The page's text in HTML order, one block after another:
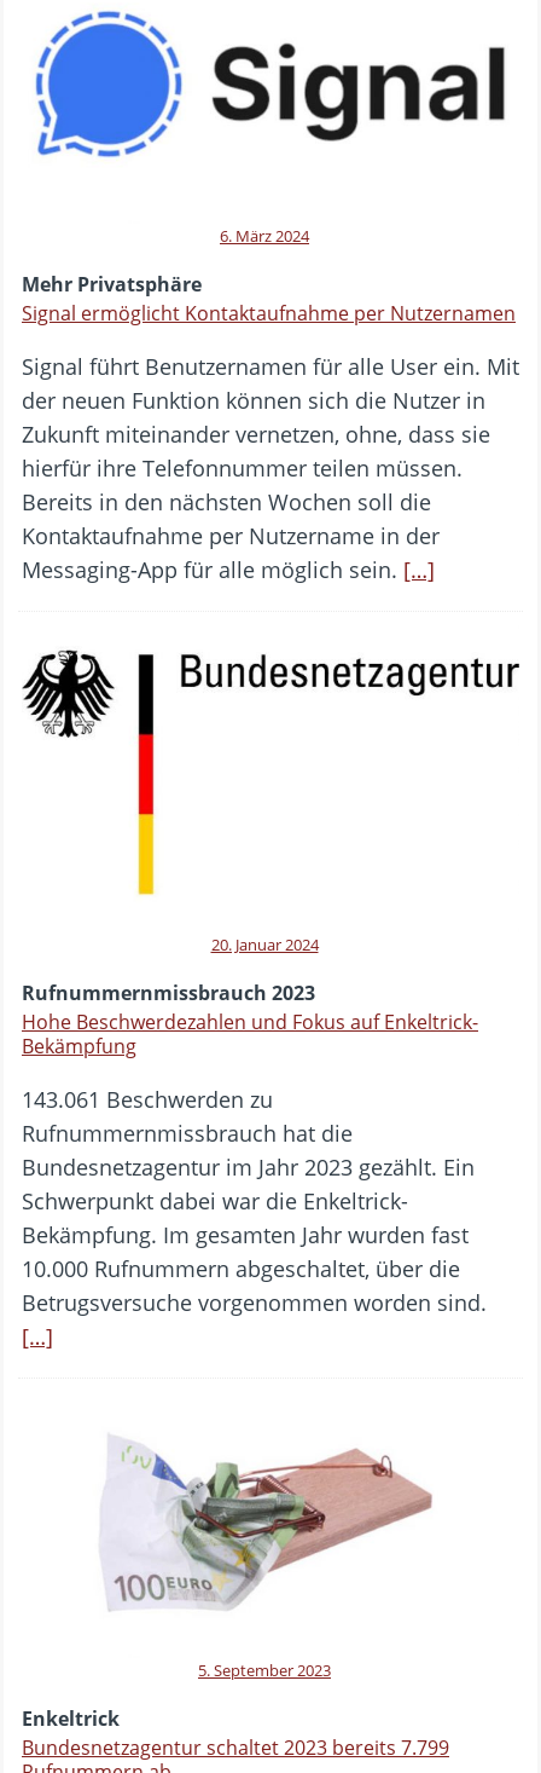
6. März 2024
Mehr Privatsphäre
Signal ermöglicht Kontaktaufnahme per Nutzernamen
Signal führt Benutzernamen für alle User ein. Mit
der neuen Funktion können sich die Nutzer in
Zukunft miteinander vernetzen, ohne, dass sie
hierfür ihre Telefonnummer teilen müssen.
Bereits in den nächsten Wochen soll die
Kontaktaufnahme per Nutzername in der
Messaging-App für alle möglich sein. […]
20. Januar 2024
Rufnummernmissbrauch 2023
Hohe Beschwerdezahlen und Fokus auf Enkeltrick-
Bekämpfung
143.061 Beschwerden zu
Rufnummernmissbrauch hat die
Bundesnetzagentur im Jahr 2023 gezählt. Ein
Schwerpunkt dabei war die Enkeltrick-
Bekämpfung. Im gesamten Jahr wurden fast
10.000 Rufnummern abgeschaltet, über die
Betrugsversuche vorgenommen worden sind.
[…]
5. September 2023
Enkeltrick
Bundesnetzagentur schaltet 2023 bereits 7.799